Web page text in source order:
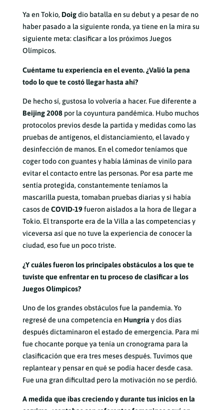
Ya en Tokio,Doigdio batalla en su debut y a pesar de no
haber pasado a la siguiente ronda, ya tiene en la mira su
siguiente meta: clasificar a los próximos Juegos
Olímpicos.
Cuéntame tu experiencia en el evento. ¿Valió la pena
todo lo que te costó llegar hasta ahí?
De hecho sí, gustosa lo volvería a hacer. Fue diferente a
Beijing 2008por la coyuntura pandémica. Hubo muchos
protocolos previos desde la partida y medidas como las
pruebas de antígenos, el distanciamiento, el lavado y
desinfección de manos. En el comedor teníamos que
coger todo con guantes y había láminas de vinilo para
evitar el contacto entre las personas. Por esa parte me
sentía protegida, constantemente teníamos la
mascarilla puesta, tomaban pruebas diarias y si había
casos de COVID-19fueron aislados a la hora de llegar a
Tokio. El transporte era de la Villa a las competencias y
viceversa así que no tuve la experiencia de conocer la
ciudad, eso fue un poco triste.
¿Y cuáles fueron los principales obstáculos a los que te
tuviste que enfrentar en tu proceso de clasificar a los
Juegos Olímpicos?
Uno de los grandes obstáculos fue la pandemia. Yo
regresé de una competencia en Hungría y dos días
después dictaminaron el estado de emergencia. Para mí
fue chocante porque ya tenía un cronograma para la
clasificación que era tres meses después. Tuvimos que
replantear y pensar en qué se podía hacer desde casa.
Fue una gran dificultad pero la motivación no se perdió.
A medida que ibas creciendo y durante tus inicios en la